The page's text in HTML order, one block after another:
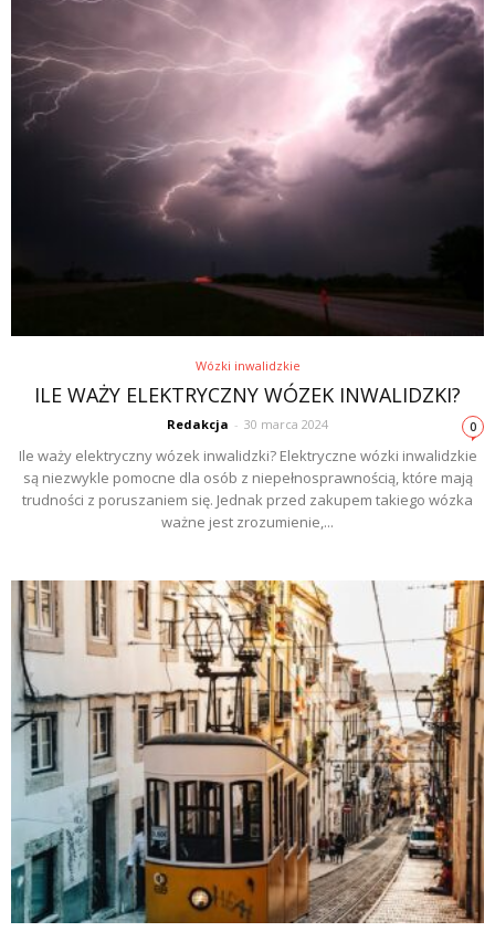
Wózki inwalidzkie
ILE WAŻY ELEKTRYCZNY WÓZEK INWALIDZKI?
Redakcja - 30 marca 2024 0
Ile waży elektryczny wózek inwalidzki? Elektryczne wózki inwalidzkie
są niezwykle pomocne dla osób z niepełnosprawnością, które mają
trudności z poruszaniem się. Jednak przed zakupem takiego wózka
ważne jest zrozumienie,...